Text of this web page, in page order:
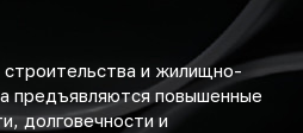
строительства и жилищно-
предъявляются повышенные
долговечности и